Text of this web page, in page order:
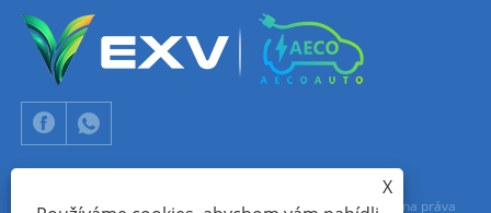
Copyright © 2024 Xiamen Aecoauto Technology Co., Ltd. Všechna práva
X